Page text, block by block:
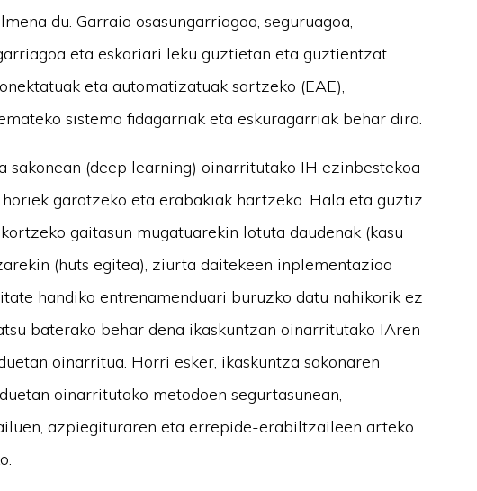
du. Garraio osasungarriagoa, seguruagoa,
eta eskariari leku guztietan eta guztientzat
eta automatizatuak sartzeko (EAE),
sistema fidagarriak eta eskuragarriak behar dira.
sakonean (deep learning) oinarritutako IH ezinbestekoa
garatzeko eta erabakiak hartzeko. Hala eta guztiz
gaitasun mugatuarekin lotuta daudenak (kasu
(huts egitea), ziurta daitekeen inplementazioa
handiko entrenamenduari buruzko datu nahikorik ez
baterako behar dena ikaskuntzan oinarritutako IAren
oinarritua. Horri esker, ikaskuntza sakonaren
oinarritutako metodoen segurtasunean,
azpiegituraren eta errepide-erabiltzaileen arteko